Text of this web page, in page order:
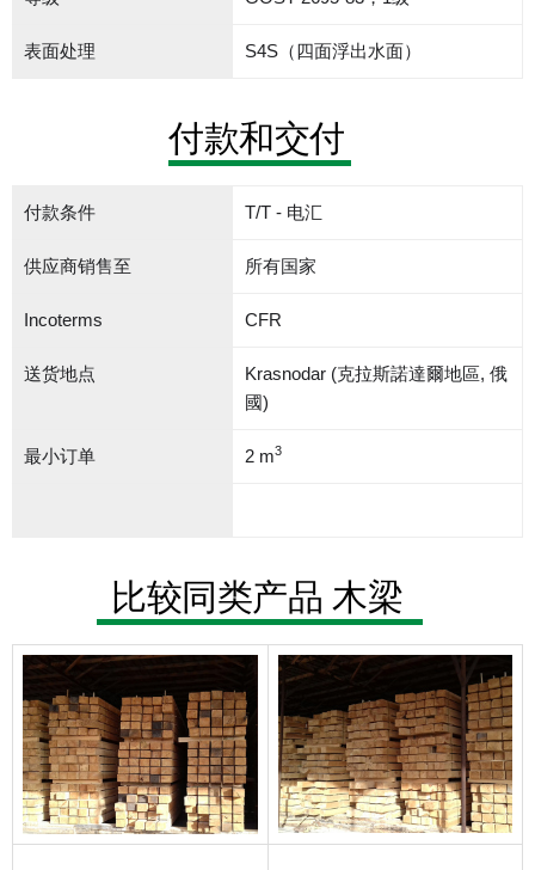
表面处理 S4S（四面浮出水面）
付款和交付
付款条件 T/T - 电汇
Incoterms CFR
最小订单 2 m3
供应商销售至 所有国家
送货地点
Krasnodar (克拉斯諾達爾地區, 俄
國)
比较同类产品 木梁